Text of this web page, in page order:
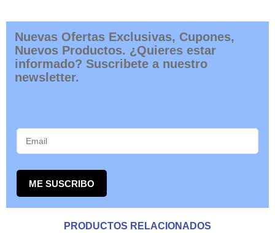
Nuevas Ofertas Exclusivas, Cupones,
Nuevos Productos. ¿Quieres estar
informado? Suscribete a nuestro
newsletter.
ME SUSCRIBO
PRODUCTOS RELACIONADOS